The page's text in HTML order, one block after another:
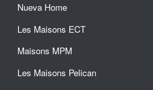
Nueva Home
Les Maisons ECT
Maisons MPM
Les Maisons Pelican